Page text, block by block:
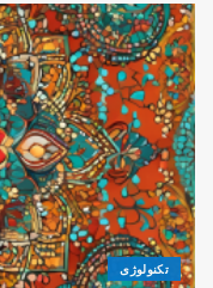
تکنولوژی